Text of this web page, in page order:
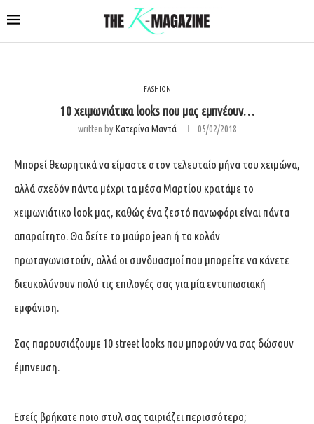
FASHION
10 χειμωνιάτικα looks που μας εμπνέουν…
written byΚατερίνα Μαντά 05/02/2018
Μπορεί θεωρητικά να είμαστε στον τελευταίο μήνα του χειμώνα,
αλλά σχεδόν πάντα μέχρι τα μέσα Μαρτίου κρατάμε το
χειμωνιάτικο look μας, καθώς ένα ζεστό πανωφόρι είναι πάντα
απαραίτητο. Θα δείτε το μαύρο jean ή το κολάν
πρωταγωνιστούν, αλλά οι συνδυασμοί που μπορείτε να κάνετε
διευκολύνουν πολύ τις επιλογές σας για μία εντυπωσιακή
εμφάνιση.
Σας παρουσιάζουμε 10 street looks που μπορούν να σας δώσουν
έμπνευση.
Εσείς βρήκατε ποιο στυλ σας ταιριάζει περισσότερο;